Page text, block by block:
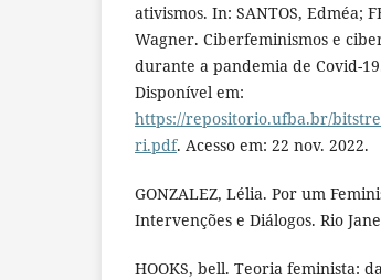
ativismos. In: SANTOS, Edméa;
Wagner. Ciberfeminismos e
durante a pandemia de Covid-
Disponível em:
https://repositorio.ufba.br/
ri.pdf. Acesso em: 22 nov. 2022.
GONZALEZ, Lélia. Por um
Intervenções e Diálogos. Rio
HOOKS, bell. Teoria feminista: